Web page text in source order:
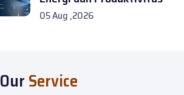
05 Aug ,2026
OurService